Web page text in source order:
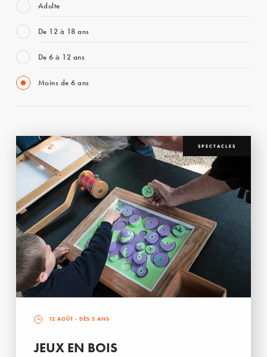
Adulte
De 12 à 18 ans
De 6 à 12 ans
Moins de 6 ans
SPECTACLES
12 AOÛT - DÈS 5 ANS
JEUX EN BOIS